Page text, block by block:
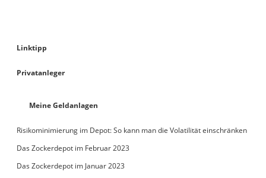
Linktipp
Privatanleger
Meine Geldanlagen
Risikominimierung im Depot: So kann man die Volatilität einschränken
Das Zockerdepot im Februar 2023
Das Zockerdepot im Januar 2023